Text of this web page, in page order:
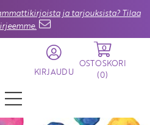
ja tarjouksista? Tilaa
KIRJAUDU
0
OSTOSKORI
(0)